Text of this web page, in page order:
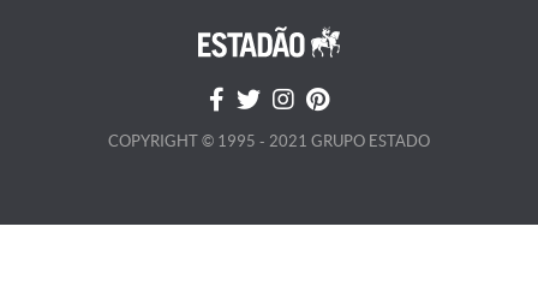
COPYRIGHT © 1995 - 2021 GRUPO ESTADO